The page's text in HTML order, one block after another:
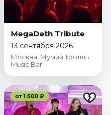
MegaDeth Tribute
13 сентября 2026
Москва, Мумий Тролль
Music Bar
от 1 500 ₽